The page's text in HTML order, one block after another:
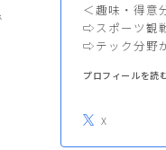
＜趣味・得意
⇨スポーツ観
⇨テック分野
プロフィールを読
X